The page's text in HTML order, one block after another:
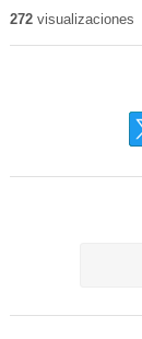
272visualizaciones